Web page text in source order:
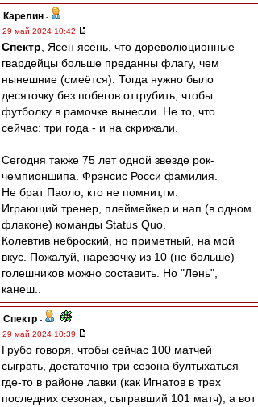
Карелин -
29 май 2024 10:42
Спектр , Ясен ясень, что дореволюционные
гвардейцы больше преданны флагу, чем
нынешние (смеётся). Тогда нужно было
десяточку без побегов оттрубить, чтобы
футболку в рамочке вынесли. Не то, что
сейчас: три года - и на скрижали.
Сегодня также 75 лет одной звезде рок-
чемпионшипа. Фрэнсис Росси фамилия.
Не брат Паоло, кто не помнит,гм.
Играющий тренер, плеймейкер и нап (в одном
флаконе) команды Status Quo.
Колевтив неброский, но приметный, на мой
вкус. Пожалуй, нарезочку из 10 (не больше)
голешников можно составить. Но "Лень",
канеш..
Спектр -
29 май 2024 10:39
Грубо говоря, чтобы сейчас 100 матчей
сыграть, достаточно три сезона бултыхаться
где-то в районе лавки (как Игнатов в трех
последних сезонах, сыгравший 101 матч), а вот